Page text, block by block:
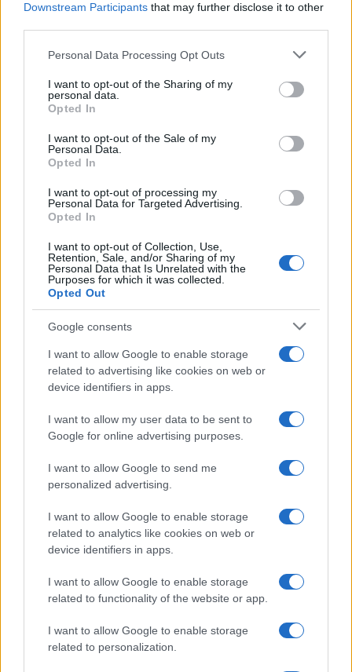
Downstream Participants that may further disclose it to other
Please note that this website/app uses one or more Google
not limited to your visit or usage behaviour. You may click to
grant or deny consent to Google and its third-party tags to
use your data for below specified purposes in below Google
consent section.
Personal Data Processing Opt Outs
I want to opt-out of the Sharing of my
personal data.
Opted In
I want to opt-out of the Sale of my
Personal Data.
Opted In
I want to opt-out of processing my
Personal Data for Targeted Advertising.
Opted In
I want to opt-out of Collection, Use,
Retention, Sale, and/or Sharing of my
Personal Data that Is Unrelated with the
Purposes for which it was collected.
Opted Out
Google consents
I want to allow Google to enable storage
related to advertising like cookies on web or
device identifiers in apps.
I want to allow my user data to be sent to
Google for online advertising purposes.
I want to allow Google to send me
personalized advertising.
I want to allow Google to enable storage
related to analytics like cookies on web or
device identifiers in apps.
I want to allow Google to enable storage
related to functionality of the website or app.
I want to allow Google to enable storage
related to personalization.
pequeñas…
SALUD Y BIENESTAR
Cómo protegerse del golpe de calor con
hábitos y señales esenciales
El golpe de calor es una emergencia médica…
Guía completa para preparar tu vivienda
ante incendios forestales
Conoce las medidas esenciales para proteger tu hogar…